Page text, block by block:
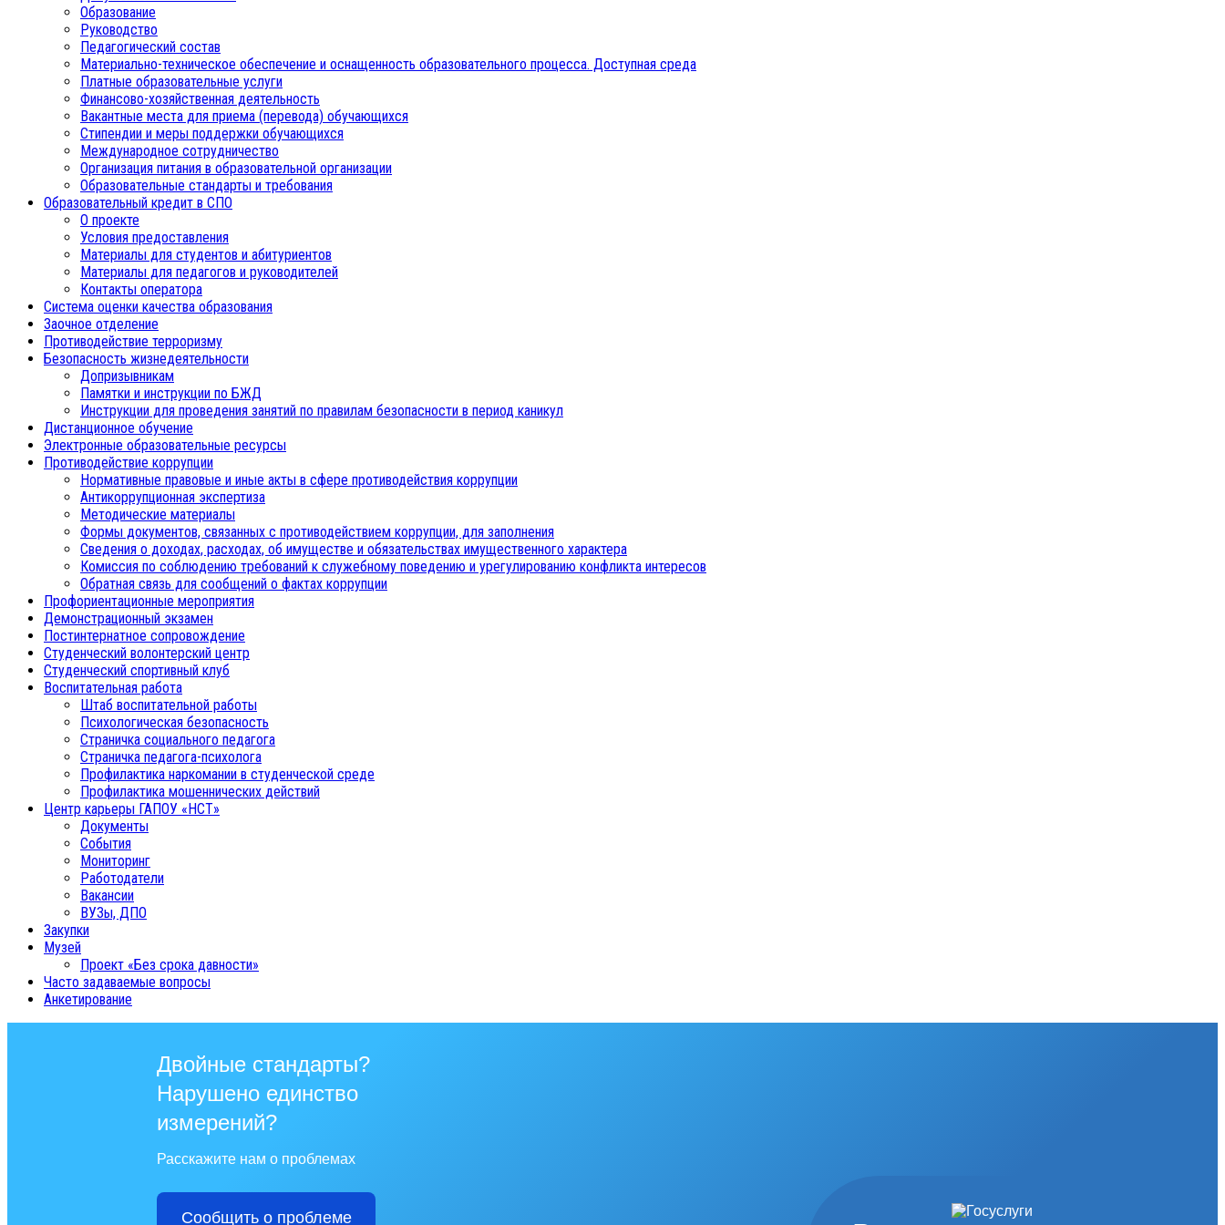
Образование
Руководство
Педагогический состав
Материально-техническое обеспечение и оснащенность образовательного процесса. Доступная среда
Платные образовательные услуги
Финансово-хозяйственная деятельность
Вакантные места для приема (перевода) обучающихся
Стипендии и меры поддержки обучающихся
Международное сотрудничество
Организация питания в образовательной организации
Образовательные стандарты и требования
Образовательный кредит в СПО
О проекте
Условия предоставления
Материалы для студентов и абитуриентов
Материалы для педагогов и руководителей
Контакты оператора
Система оценки качества образования
Заочное отделение
Противодействие терроризму
Безопасность жизнедеятельности
Допризывникам
Памятки и инструкции по БЖД
Инструкции для проведения занятий по правилам безопасности в период каникул
Дистанционное обучение
Электронные образовательные ресурсы
Противодействие коррупции
Нормативные правовые и иные акты в сфере противодействия коррупции
Антикоррупционная экспертиза
Методические материалы
Формы документов, связанных с противодействием коррупции, для заполнения
Сведения о доходах, расходах, об имуществе и обязательствах имущественного характера
Комиссия по соблюдению требований к служебному поведению и урегулированию конфликта интересов
Обратная связь для сообщений о фактах коррупции
Профориентационные мероприятия
Демонстрационный экзамен
Постинтернатное сопровождение
Студенческий волонтерский центр
Студенческий спортивный клуб
Воспитательная работа
Штаб воспитательной работы
Психологическая безопасность
Страничка социального педагога
Страничка педагога-психолога
Профилактика наркомании в студенческой среде
Профилактика мошеннических действий
Центр карьеры ГАПОУ «НСТ»
Документы
События
Мониторинг
Работодатели
Вакансии
ВУЗы, ДПО
Закупки
Музей
Проект «Без срока давности»
Часто задаваемые вопросы
Анкетирование
Двойные стандарты?
Нарушено единство
измерений?
Расскажите нам о проблемах
Сообщить о проблеме